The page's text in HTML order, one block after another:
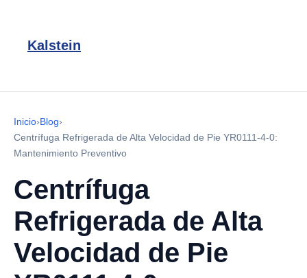
Kalstein
Inicio›Blog›
Centrífuga Refrigerada de Alta Velocidad de Pie YR0111-4-0:
Mantenimiento Preventivo
Centrífuga
Refrigerada de Alta
Velocidad de Pie